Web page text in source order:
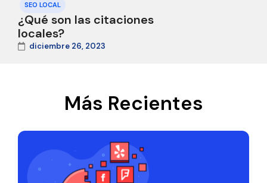
SEO LOCAL
¿Qué son las citaciones
locales?
diciembre 26, 2023
Más Recientes